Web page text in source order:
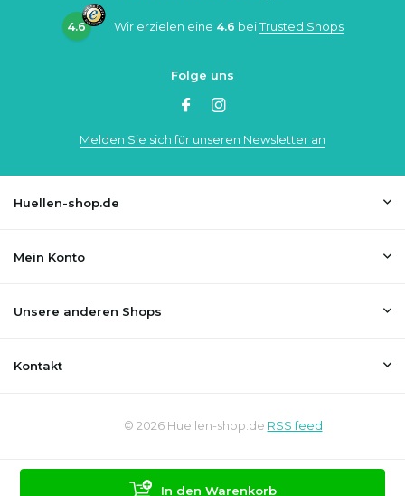
In den Warenkorb
4.6 Wir erzielen eine 4.6 beiTrusted Shops
Folge uns
Melden Sie sich für unseren Newsletter an
Huellen-shop.de
Mein Konto
Unsere anderen Shops
Kontakt
© 2026 Huellen-shop.de RSS feed